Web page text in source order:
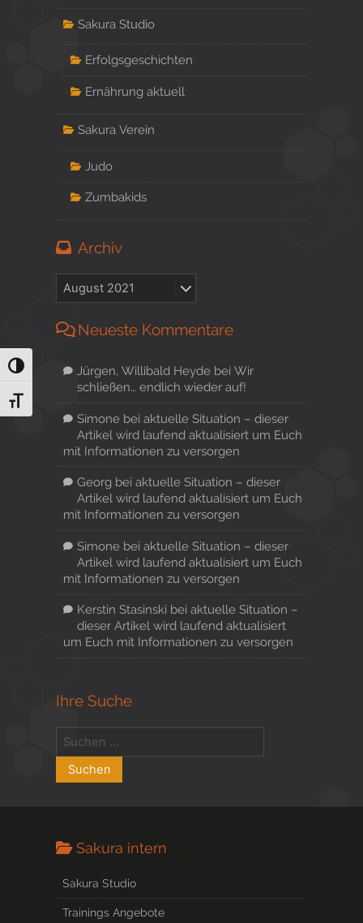
Umschalten auf hohe Kontraste
Schrift vergrößern
Sakura Studio
Erfolgsgeschichten
Ernährung aktuell
Sakura Verein
Judo
Zumbakids
Archiv
Neueste Kommentare
Jürgen, Willibald Heydebei Wir
schließen… endlich wieder auf!
Simonebei aktuelle Situation – dieser
Artikel wird laufend aktualisiert um Euch
mit Informationen zu versorgen
Georg bei aktuelle Situation – dieser
Artikel wird laufend aktualisiert um Euch
mit Informationen zu versorgen
Simonebei aktuelle Situation – dieser
Artikel wird laufend aktualisiert um Euch
mit Informationen zu versorgen
Kerstin Stasinski bei aktuelle Situation –
dieser Artikel wird laufend aktualisiert
um Euch mit Informationen zu versorgen
Ihre Suche
Sakura intern
Sakura Studio
Trainings Angebote